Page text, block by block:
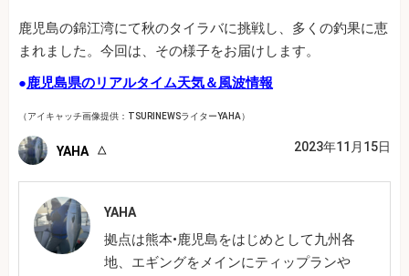
鹿児島の錦江湾にて秋のタイラバに挑戦し、多くの釣果に恵
まれました。今回は、その様子をお届けします。
●鹿児島県のリアルタイム天気＆風波情報
（アイキャッチ画像提供：TSURINEWSライターYAHA）
YAHA 2023年11月15日
YAHA
拠点は熊本•鹿児島をはじめとして九州各
地、エギングをメインにティップランや